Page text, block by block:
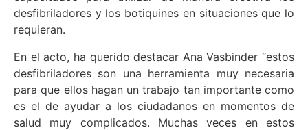
desfibriladores y los botiquines en situaciones que lo
requieran.
En el acto, ha querido destacar Ana Vasbinder “estos
desfibriladores son una herramienta muy necesaria
para que ellos hagan un trabajo tan importante como
es el de ayudar a los ciudadanos en momentos de
salud muy complicados. Muchas veces en estos